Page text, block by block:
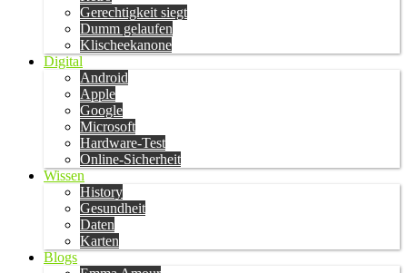
Gerechtigkeit siegt
Dumm gelaufen
Klischeekanone
Digital
Android
Apple
Google
Microsoft
Hardware-Test
Online-Sicherheit
Wissen
History
Gesundheit
Daten
Karten
Blogs